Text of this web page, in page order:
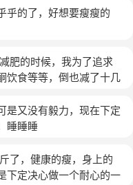
乎的了，好想要瘦瘦的
肥的时候，我为了追求
饮食等等，倒也减了十几
了下，反弹了七八斤吧。
挺厉害的病，觉得身体
死不节食，调理肠胃，
十几分钟加到现在一般可
是又没有毅力，现在下定
睡睡睡
了，健康的瘦，身上的
下定决心做一个耐心的一